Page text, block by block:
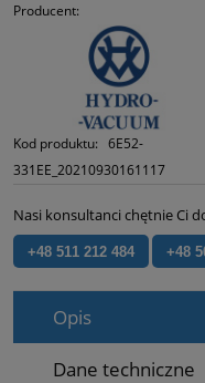
Producent:
Kod produktu: 6E52-
331EE_20210930161117
Nasi konsultanci chętnie Ci
+48 511 212 484 +48
Opis
Dane techniczne